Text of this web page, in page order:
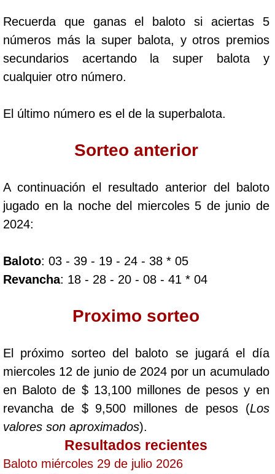
Caribeña Día
Caribeña Noche
Chontico Día
Chontico Noche
Culona día
Dorado Mañana
Fantástica Día
Fantástica Noche
Motilon Tarde
Recuerda que ganas el baloto si aciertas 5
números más la super balota, y otros premios
secundarios acertando la super balota y
cualquier otro número.
El último número es el de la superbalota.
Sorteo anterior
A continuación el resultado anterior del baloto
jugado en la noche del miercoles 5 de junio de
2024:
Baloto: 03 - 39 - 19 - 24 - 38 * 05
Revancha: 18 - 28 - 20 - 08 - 41 * 04
Proximo sorteo
El próximo sorteo del baloto se jugará el día
miercoles 12 de junio de 2024 por un acumulado
en Baloto de $ 13,100 millones de pesos y en
revancha de $ 9,500 millones de pesos (Los
valores son aproximados).
Resultados recientes
Baloto miércoles 29 de julio 2026